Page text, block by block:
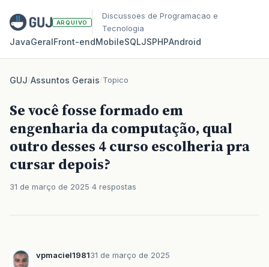
ARQUIVO
Discussoes de Programacao e
Tecnologia
JavaGeralFront‑endMobileSQLJSPHPAndroid
GUJ/Assuntos Gerais/Topico
Se você fosse formado em
engenharia da computação, qual
outro desses 4 curso escolheria pra
cursar depois?
31 de março de 2025 4 respostas
vpmaciel198131 de março de 2025